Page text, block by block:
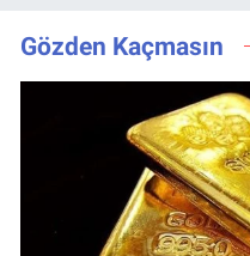
oldu?
Gözden Kaçmasın